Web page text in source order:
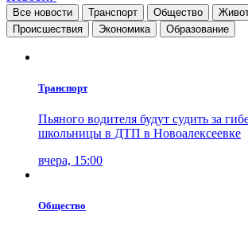
Все новости Транспорт Общество
Проиcшествия
Экономика Образование
Транспорт
Пьяного водителя будут судить за
школьницы в ДТП в Новоалексеевке
вчера, 15:00
Общество